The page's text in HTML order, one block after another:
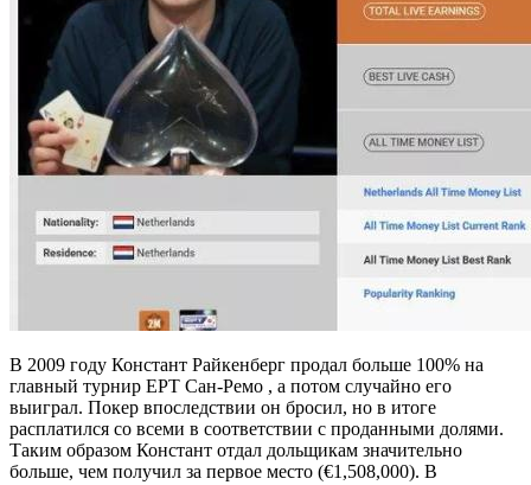
В 2009 году Констант Райкенберг продал больше 100% на
главный турнир EPT Сан-Ремо , а потом случайно его
выиграл. Покер впоследствии он бросил, но в итоге
расплатился со всеми в соответствии с проданными долями.
Таким образом Констант отдал дольщикам значительно
больше, чем получил за первое место (€1,508,000). В